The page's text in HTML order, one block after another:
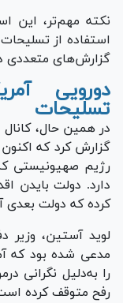
نکته مهم‌تر، این
استفاده از
گزارش‌های متعددی
دورویی
تسلیحات
در همین حال، کانال
گزارش کرد که
رژیم صهیونیستی
دارد. دولت بایدن
کرده که دولت بعدی
لوید آستین، وزیر
مدعی شده بود که
را به‌دلیل نگرانی
رفح متوقف کرده